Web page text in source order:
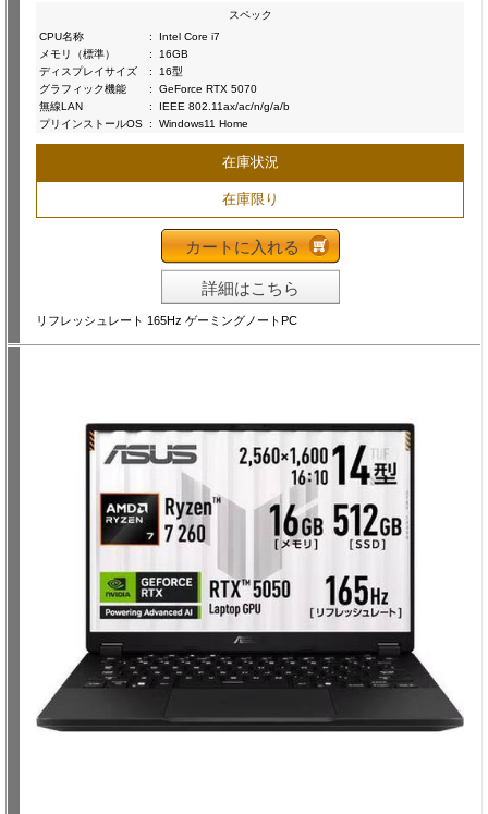
スペック
CPU名称
:
Intel Core i7
メモリ（標準）
:
16GB
ディスプレイサイズ
:
16型
グラフィック機能
:
GeForce RTX 5070
無線LAN
:
IEEE 802.11ax/ac/n/g/a/b
プリインストールOS : Windows11 Home
在庫状況
在庫限り
カートに入れる
詳細はこちら
リフレッシュレート 165Hz ゲーミングノートPC